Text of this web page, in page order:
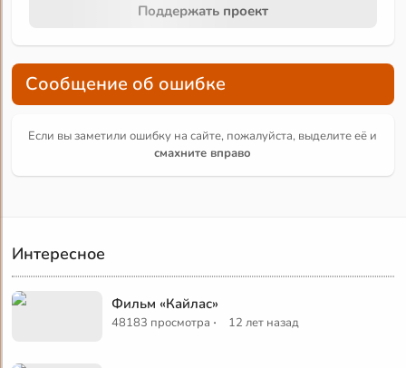
Поддержать проект
Сообщение об ошибке
Если вы заметили ошибку на сайте, пожалуйста, выделите её и
смахните вправо
Интересное
Фильм «Кайлас»
48183 просмотра · 12 лет назад